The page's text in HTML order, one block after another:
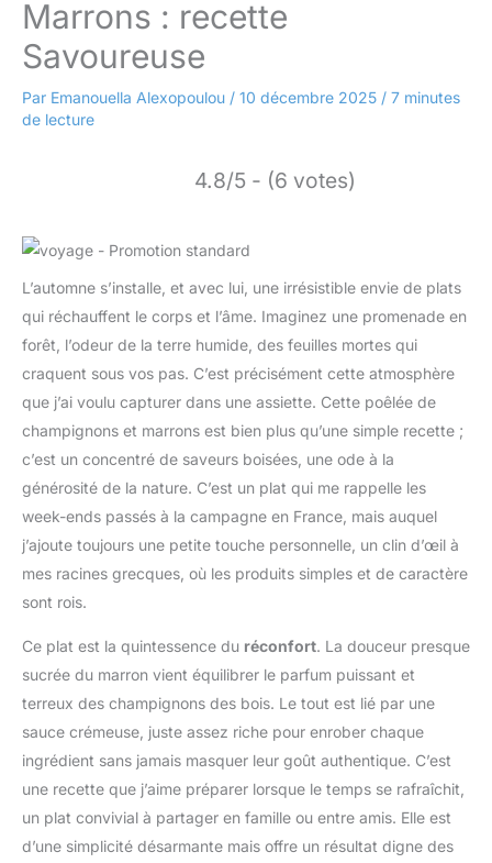
Marrons : recette
Savoureuse
Par Emanouella Alexopoulou / 10 décembre 2025 / 7 minutes
de lecture
4.8/5 - (6 votes)
L’automne s’installe, et avec lui, une irrésistible envie de plats
qui réchauffent le corps et l’âme. Imaginez une promenade en
forêt, l’odeur de la terre humide, des feuilles mortes qui
craquent sous vos pas. C’est précisément cette atmosphère
que j’ai voulu capturer dans une assiette. Cette poêlée de
champignons et marrons est bien plus qu’une simple recette ;
c’est un concentré de saveurs boisées, une ode à la
générosité de la nature. C’est un plat qui me rappelle les
week-ends passés à la campagne en France, mais auquel
j’ajoute toujours une petite touche personnelle, un clin d’œil à
mes racines grecques, où les produits simples et de caractère
sont rois.
Ce plat est la quintessence du réconfort. La douceur presque
sucrée du marron vient équilibrer le parfum puissant et
terreux des champignons des bois. Le tout est lié par une
sauce crémeuse, juste assez riche pour enrober chaque
ingrédient sans jamais masquer leur goût authentique. C’est
une recette que j’aime préparer lorsque le temps se rafraîchit,
un plat convivial à partager en famille ou entre amis. Elle est
d’une simplicité désarmante mais offre un résultat digne des